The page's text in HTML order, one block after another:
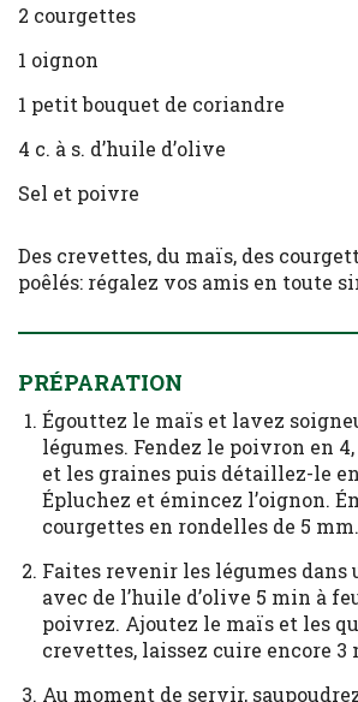
2 courgettes
1 oignon
1 petit bouquet de coriandre
4 c. à s. d’huile d’olive
Sel et poivre
Des crevettes, du maïs, des
poêlés: régalez vos amis en toute
PRÉPARATION
Égouttez le maïs et lavez
légumes. Fendez le poivron en
et les graines puis détaillez-le
Épluchez et émincez l’oignon.
courgettes en rondelles de 5 mm.
Faites revenir les légumes dans
avec de l’huile d’olive 5 min à
poivrez. Ajoutez le maïs et les
crevettes, laissez cuire encore 3
Au moment de servir,